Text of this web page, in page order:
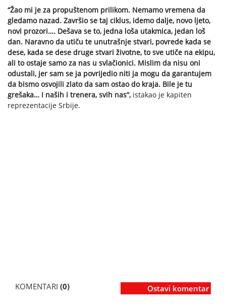
“Žao mi je za propuštenom prilikom. Nemamo vremena da
gledamo nazad. Završio se taj ciklus, idemo dalje, novo ljeto,
novi prozori…. Dešava se to, jedna loša utakmica, jedan loš
dan. Naravno da utiču te unutrašnje stvari, povrede kada se
dese, kada se dese druge stvari životne, to sve utiče na ekipu,
ali to ostaje samo za nas u svlačionici. Mislim da nisu oni
odustali, jer sam se ja povrijedio niti ja mogu da garantujem
da bismo osvojili zlato da sam ostao do kraja. Bile je tu
grešaka… I naših i trenera, svih nas“, istakao je kapiten
reprezentacije Srbije.
KOMENTARI (0) Ostavi komentar